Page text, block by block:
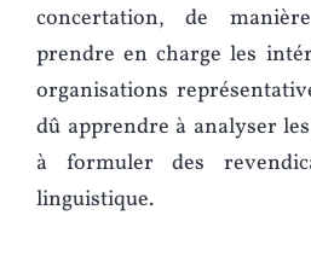
concertation, de
prendre en charge les
organisations
dû apprendre à analyser
à formuler des
linguistique.